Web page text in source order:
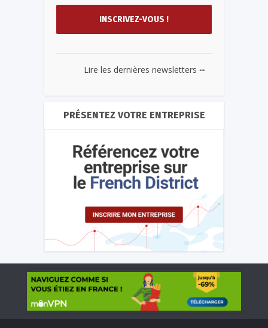
Lire les dernières newsletters ...
PRÉSENTEZ VOTRE ENTREPRISE